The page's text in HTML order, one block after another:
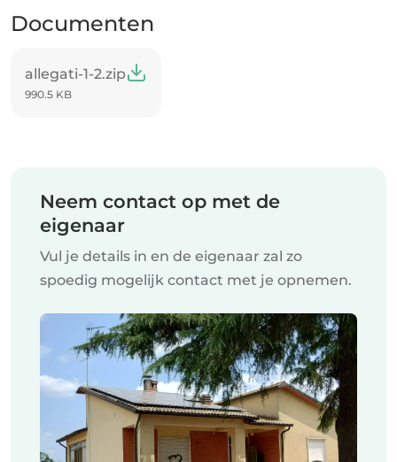
Documenten
allegati-1-2.zip
990.5 KB
Neem contact op met de
eigenaar
Vul je details in en de eigenaar zal zo
spoedig mogelijk contact met je opnemen.